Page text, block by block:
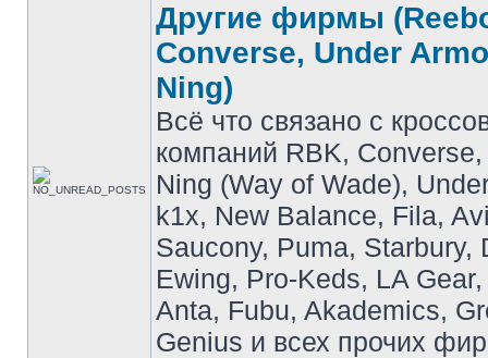
Другие фирмы
Converse, Under
Ning)
Всё что связано с
компаний RBK,
Ning (Way of Wade),
k1x, New Balance, Fila,
Saucony, Puma, Starbury,
Ewing, Pro-Keds, LA
Anta, Fubu, Akademics,
Genius и всех прочих